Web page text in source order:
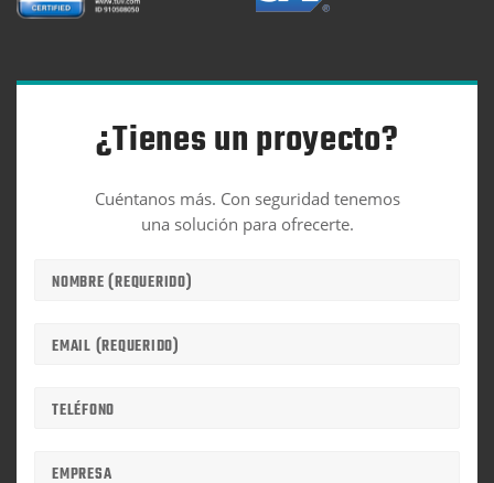
¿Tienes un proyecto?
Cuéntanos más. Con seguridad tenemos
una solución para ofrecerte.